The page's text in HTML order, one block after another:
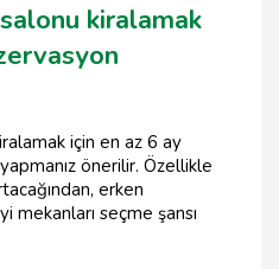
kiralamak
için en az 6 ay
önerilir. Özellikle
erken
mekanları seçme şansı